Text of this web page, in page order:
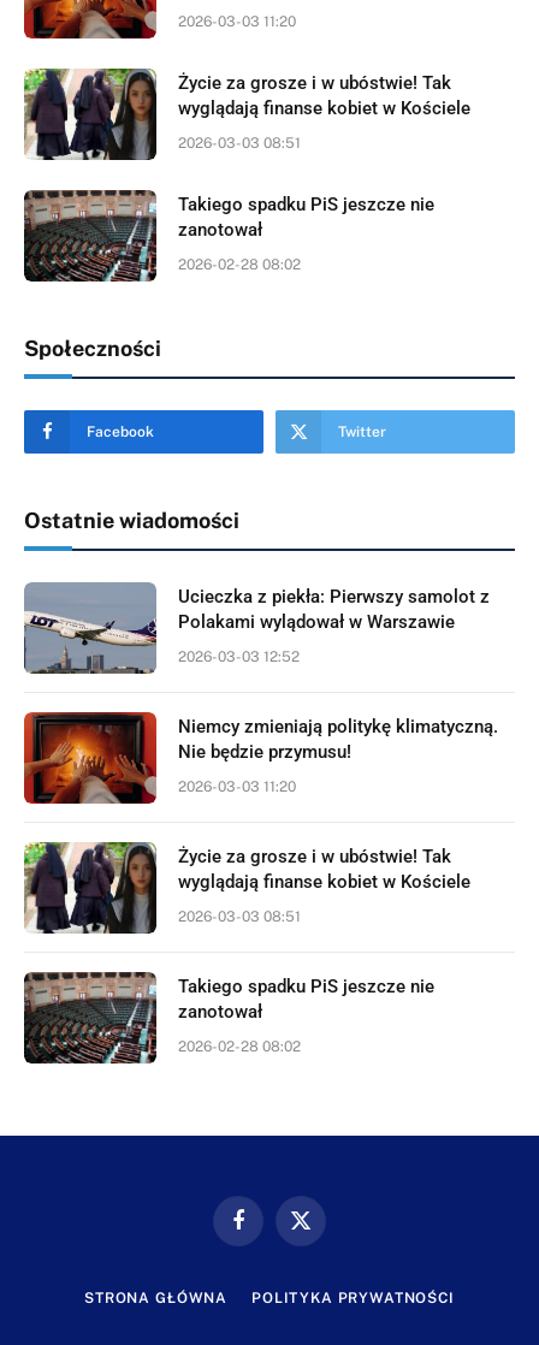
2026-03-03 11:20
Życie za grosze i w ubóstwie! Tak
wyglądają finanse kobiet w Kościele
2026-03-03 08:51
Takiego spadku PiS jeszcze nie
zanotował
2026-02-28 08:02
Społeczności
Facebook Twitter
Ostatnie wiadomości
Ucieczka z piekła: Pierwszy samolot z
Polakami wylądował w Warszawie
2026-03-03 12:52
Niemcy zmieniają politykę klimatyczną.
Nie będzie przymusu!
2026-03-03 11:20
Życie za grosze i w ubóstwie! Tak
wyglądają finanse kobiet w Kościele
2026-03-03 08:51
Takiego spadku PiS jeszcze nie
zanotował
2026-02-28 08:02
FacebookX
STRONA GŁÓWNA POLITYKA PRYWATNOŚCI